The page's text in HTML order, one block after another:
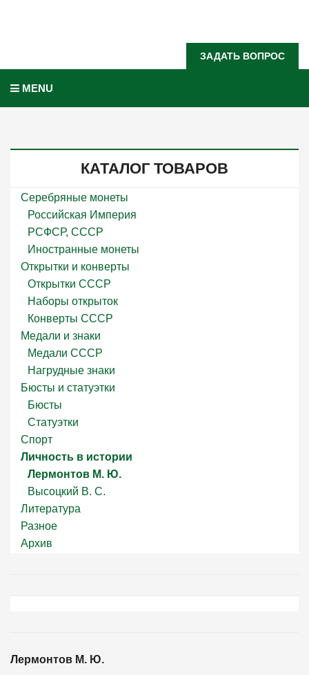
ЗАДАТЬ ВОПРОС
MENU
КАТАЛОГ ТОВАРОВ
Серебряные монеты
Российская Империя
РСФСР, СССР
Иностранные монеты
Открытки и конверты
Открытки СССР
Наборы открыток
Конверты СССР
Медали и знаки
Медали СССР
Нагрудные знаки
Бюсты и статуэтки
Бюсты
Статуэтки
Спорт
Личность в истории
Лермонтов М. Ю.
Высоцкий В. С.
Литература
Разное
Архив
Лермонтов М. Ю.